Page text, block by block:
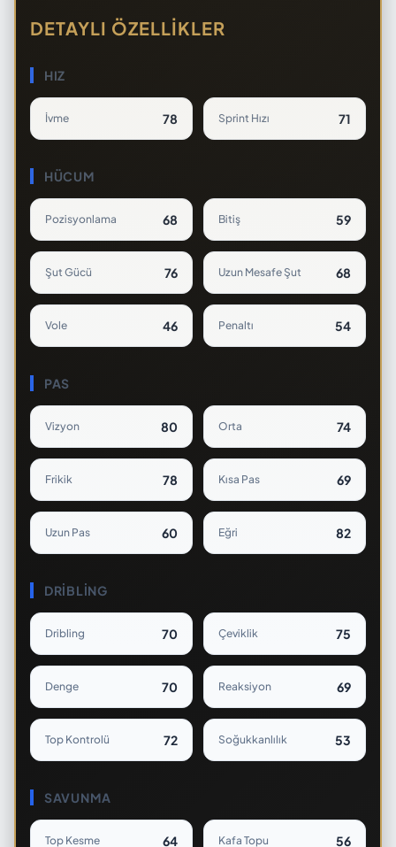
DETAYLI ÖZELLIKLER
HIZ
İvme 78 Sprint Hızı 71
HÜCUM
Pozisyonlama 68 Bitiş 59
Şut Gücü 76 Uzun Mesafe Şut 68
Vole 46 Penaltı 54
PAS
Vizyon 80 Orta 74
Frikik 78 Kısa Pas 69
Uzun Pas 60 Eğri 82
DRIBLING
Dribling 70 Çeviklik 75
Denge 70 Reaksiyon 69
Top Kontrolü 72 Soğukkanlılık 53
SAVUNMA
Top Kesme 64 Kafa Topu 56